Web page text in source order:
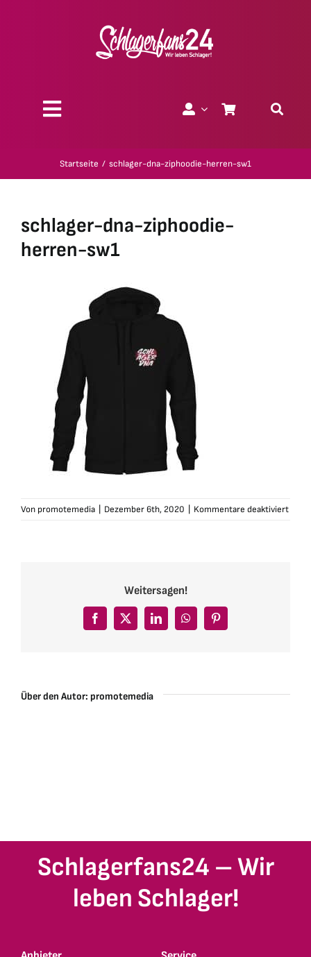
Toggle
Geschenk-Gutscheine
Startseite schlager-dna-ziphoodie-herren-sw1
schlager-dna-ziphoodie-
herren-sw1
Von promotemedia Dezember 6th, 2020 Kommentare deaktiviertfür
Weitersagen!
Facebook
X LinkedInWhatsAppPinterest
Über den Autor: promotemedia
Schlagerfans24 – Wir
leben Schlager!